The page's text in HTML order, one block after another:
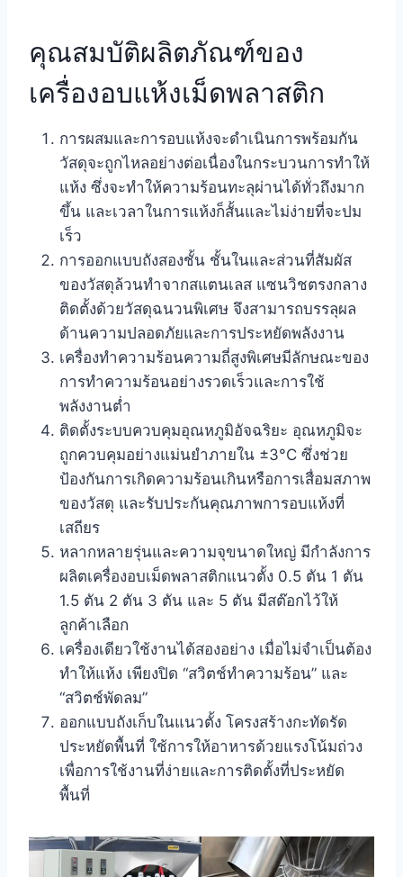
คุณสมบัติผลิตภัณฑ์ของ
เครื่องอบแห้งเม็ดพลาสติก
การผสมและการอบแห้งจะดำเนินการพร้อมกัน
วัสดุจะถูกไหลอย่างต่อเนื่องในกระบวนการทำให้
แห้ง ซึ่งจะทำให้ความร้อนทะลุผ่านได้ทั่วถึงมาก
ขึ้น และเวลาในการแห้งก็สั้นและไม่ง่ายที่จะปม
เร็ว
การออกแบบถังสองชั้น ชั้นในและส่วนที่สัมผัส
ของวัสดุล้วนทำจากสแตนเลส แซนวิชตรงกลาง
ติดตั้งด้วยวัสดุฉนวนพิเศษ จึงสามารถบรรลุผล
ด้านความปลอดภัยและการประหยัดพลังงาน
เครื่องทำความร้อนความถี่สูงพิเศษมีลักษณะของ
การทำความร้อนอย่างรวดเร็วและการใช้
พลังงานต่ำ
ติดตั้งระบบควบคุมอุณหภูมิอัจฉริยะ อุณหภูมิจะ
ถูกควบคุมอย่างแม่นยำภายใน ±3°C ซึ่งช่วย
ป้องกันการเกิดความร้อนเกินหรือการเสื่อมสภาพ
ของวัสดุ และรับประกันคุณภาพการอบแห้งที่
เสถียร
หลากหลายรุ่นและความจุขนาดใหญ่ มีกำลังการ
ผลิตเครื่องอบเม็ดพลาสติกแนวตั้ง 0.5 ตัน 1 ตัน
1.5 ตัน 2 ตัน 3 ตัน และ 5 ตัน มีสต๊อกไว้ให้
ลูกค้าเลือก
เครื่องเดียวใช้งานได้สองอย่าง เมื่อไม่จำเป็นต้อง
ทำให้แห้ง เพียงปิด “สวิตช์ทำความร้อน” และ
“สวิตช์พัดลม”
ออกแบบถังเก็บในแนวตั้ง โครงสร้างกะทัดรัด
ประหยัดพื้นที่ ใช้การให้อาหารด้วยแรงโน้มถ่วง
เพื่อการใช้งานที่ง่ายและการติดตั้งที่ประหยัด
พื้นที่